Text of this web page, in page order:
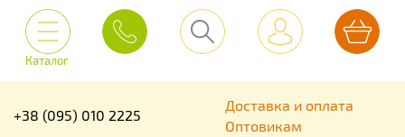
Каталог
+38 (095) 010 2225
Доставка и оплата
Оптовикам